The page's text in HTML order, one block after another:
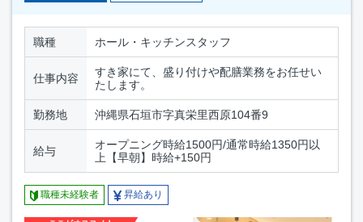
職種 ホール・キッチンスタッフ
仕事内容
すき家にて、盛り付けや配膳業務をお任せい
たします。
勤務地 沖縄県石垣市字真栄里西原104番9
給与
オープニング時給1500円/通常時給1350円以
上【早朝】時給+150円
職種未経験者 昇給あり